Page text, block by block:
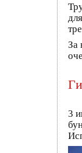
За
3